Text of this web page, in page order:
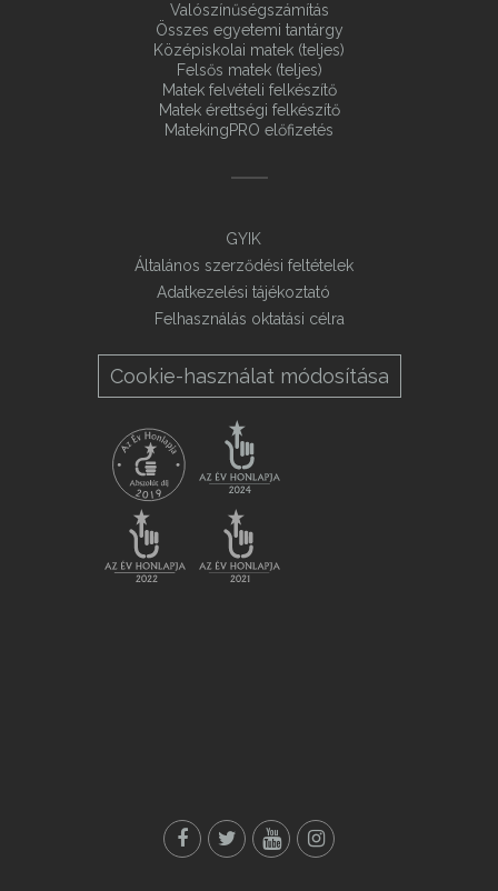
Valószínűségszámítás
Összes egyetemi tantárgy
Középiskolai matek (teljes)
Felsős matek (teljes)
Matek felvételi felkészítő
Matek érettségi felkészítő
MatekingPRO előfizetés
GYIK
Általános szerződési feltételek
Adatkezelési tájékoztató
Felhasználás oktatási célra
Cookie-használat módosítása